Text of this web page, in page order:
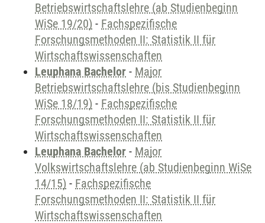
Betriebswirtschaftslehre (ab Studienbeginn
WiSe 19/20) - Fachspezifische
Forschungsmethoden II: Statistik II für
Wirtschaftswissenschaften
Leuphana Bachelor - Major
Betriebswirtschaftslehre (bis Studienbeginn
WiSe 18/19) - Fachspezifische
Forschungsmethoden II: Statistik II für
Wirtschaftswissenschaften
Leuphana Bachelor - Major
Volkswirtschaftslehre (ab Studienbeginn WiSe
14/15) - Fachspezifische
Forschungsmethoden II: Statistik II für
Wirtschaftswissenschaften